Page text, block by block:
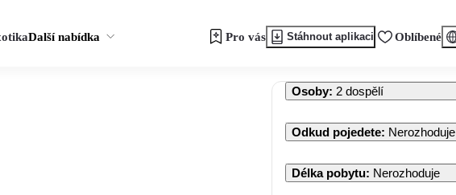
Další nabídka Pro vás Stáhnout aplikaci Oblíbené
Osoby: 2 dospělí
Odkud pojedete: Nerozhoduje
Délka pobytu: Nerozhoduje